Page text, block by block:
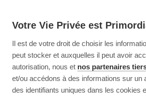
Votre Vie Privée est
Il est de votre droit de choisir les
peut stocker et auxquelles il peut avoir
autorisation, nous et nos partenaires
et/ou accédons à des informations sur un
des identifiants uniques dans les cookies